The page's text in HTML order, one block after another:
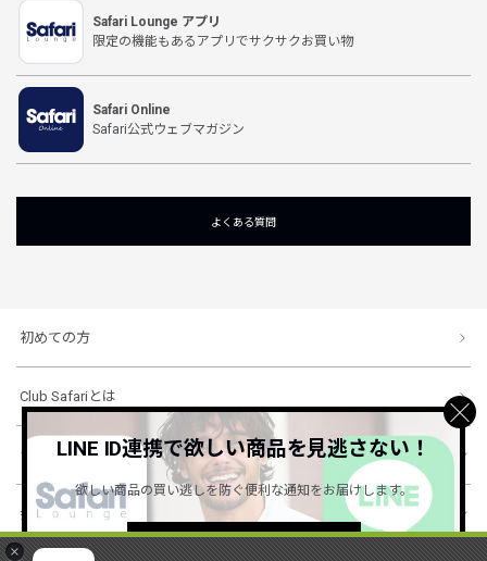
×
Safari Lounge アプリ
限定の機能もあるアプリでサクサクお買い物
Safari Online
Safari公式ウェブマガジン
よくある質問
初めての方
Club Safariとは
ショッピングガイド
会社概要・規約
LINE ID連携で欲しい商品を見逃さない！
欲しい商品の買い逃しを防ぐ便利な通知をお届けします。
詳しくはこちら ＞